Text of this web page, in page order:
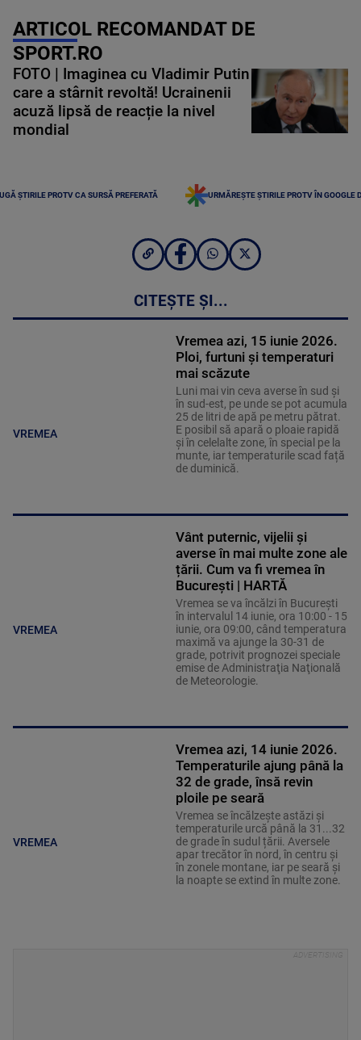
ARTICOL RECOMANDAT DE
SPORT.RO
FOTO | Imaginea cu Vladimir Putin
care a stârnit revoltă! Ucrainenii
acuză lipsă de reacție la nivel
mondial
ȘTIRILE PROTV CA SURSĂ PREFERATĂ URMĂREȘTE ȘTIRILE PROTV ÎN GOOGLE
CITEȘTE ȘI...
VREMEA
Vremea azi, 15 iunie 2026.
Ploi, furtuni și temperaturi
mai scăzute
Luni mai vin ceva averse în sud și
în sud-est, pe unde se pot acumula
25 de litri de apă pe metru pătrat.
E posibil să apară o ploaie rapidă
și în celelalte zone, în special pe la
munte, iar temperaturile scad față
de duminică.
VREMEA
Vânt puternic, vijelii și
averse în mai multe zone ale
țării. Cum va fi vremea în
București | HARTĂ
Vremea se va încălzi în Bucureşti
în intervalul 14 iunie, ora 10:00 - 15
iunie, ora 09:00, când temperatura
maximă va ajunge la 30-31 de
grade, potrivit prognozei speciale
emise de Administraţia Naţională
de Meteorologie.
VREMEA
Vremea azi, 14 iunie 2026.
Temperaturile ajung până la
32 de grade, însă revin
ploile pe seară
Vremea se încălzește astăzi și
temperaturile urcă până la 31...32
de grade în sudul țării. Aversele
apar trecător în nord, în centru și
în zonele montane, iar pe seară și
la noapte se extind în multe zone.